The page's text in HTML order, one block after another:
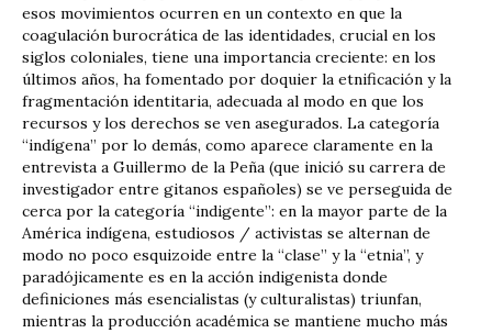
esos movimientos ocurren en un contexto en que la
coagulación burocrática de las identidades, crucial en los
siglos coloniales, tiene una importancia creciente: en los
últimos años, ha fomentado por doquier la etnificación y la
fragmentación identitaria, adecuada al modo en que los
recursos y los derechos se ven asegurados. La categoría
“indígena” por lo demás, como aparece claramente en la
entrevista a Guillermo de la Peña (que inició su carrera de
investigador entre gitanos españoles) se ve perseguida de
cerca por la categoría “indigente”: en la mayor parte de la
América indígena, estudiosos / activistas se alternan de
modo no poco esquizoide entre la “clase” y la “etnia”, y
paradójicamente es en la acción indigenista donde
definiciones más esencialistas (y culturalistas) triunfan,
mientras la producción académica se mantiene mucho más